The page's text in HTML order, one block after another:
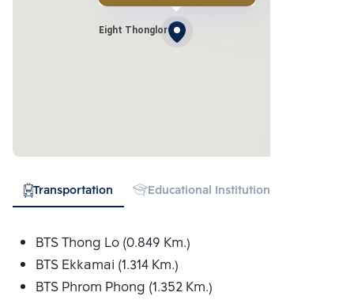
Eight Thonglor
Transportation Educational Institution
BTS Thong Lo (0.849 Km.)
BTS Ekkamai (1.314 Km.)
BTS Phrom Phong (1.352 Km.)